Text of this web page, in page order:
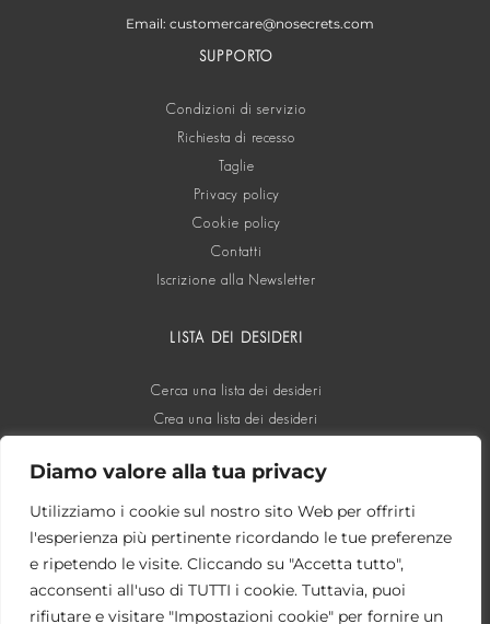
Diamo valore alla tua privacy
Utilizziamo i cookie sul nostro sito Web per offrirti
l'esperienza più pertinente ricordando le tue preferenze
e ripetendo le visite. Cliccando su "Accetta tutto",
acconsenti all'uso di TUTTI i cookie. Tuttavia, puoi
rifiutare e visitare "Impostazioni cookie" per fornire un
Email: customercare@nosecrets.com
SUPPORTO
Condizioni di servizio
Richiesta di recesso
Taglie
Privacy policy
Cookie policy
Contatti
Iscrizione alla Newsletter
LISTA DEI DESIDERI
Cerca una lista dei desideri
Crea una lista dei desideri
SOCIAL